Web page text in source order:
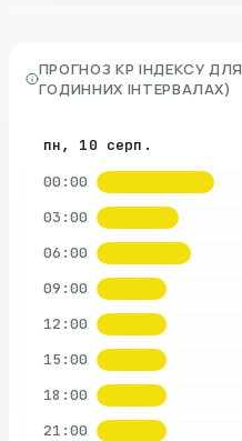
ПРОГНОЗ KP ІНДЕКСУ ДЛЯ
ГОДИННИХ ІНТЕРВАЛАХ)
пн, 10 серп.
00:00
03:00
06:00
09:00
12:00
15:00
18:00
21:00